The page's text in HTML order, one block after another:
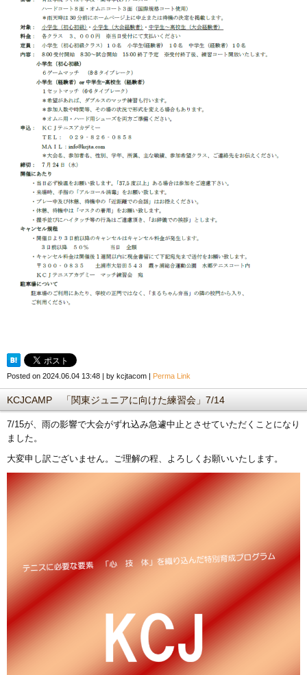
Posted on 2024.06.04 13:48 | by kcjtacom | Perma Link
KCJCAMP 「関東ジュニアに向けた練習会」7/14
7/15が、雨の影響で大会がずれ込み急遽中止とさせていただくことになり
ました。
大変申し訳ございません。ご理解の程、よろしくお願いいたします。